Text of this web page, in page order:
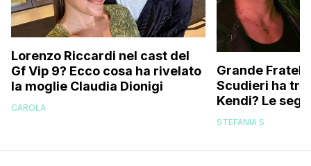
Lorenzo Riccardi nel cast del
Gf Vip 9? Ecco cosa ha rivelato
la moglie Claudia Dionigi
CAROLA
Grande
Scudieri ha
Kendi? Le
replica dell’ex
STEFANIA S